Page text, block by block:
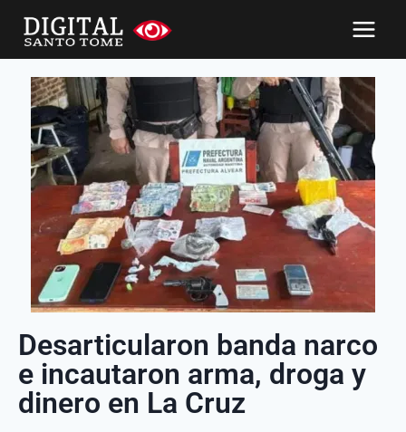
Desarticularon banda narco
e incautaron arma, droga y
dinero en La Cruz